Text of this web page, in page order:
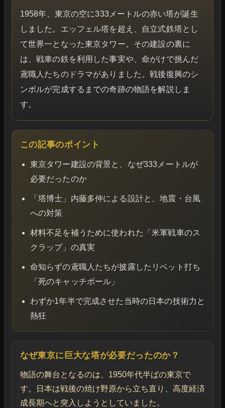
1958年、東京の空に333メートルの赤い塔が誕生
しました。エッフェル塔を超え、自立式鉄塔とし
て世界一となった東京タワー。その建設の裏に
は、戦車の鉄を利用した事実や、命がけで挑んだ
鳶職人たちのドラマがありました。戦後復興のシ
ンボルが完成するまでの奇跡の物語を解説しま
す。
この記事のポイント
東京タワー建設の背景と、なぜ333メートルが
必要だったのか
「塔博士」内藤多仲による設計と、地震・台風
への対策
材料不足を補うために使われた「米軍戦車のス
クラップ」の真実
命知らずの鳶職人たちが披露したリベット打ち
「死のキャッチボール」
わずか1年半で完成させた当時の日本の技術力と
熱狂
なぜ東京に巨大な塔が必要だったのか？
物語の舞台となるのは、1950年代半ばの東京で
す。日本は戦後の焼け野原から立ち直り、高度経済
成長期へと突入しようとしていました。